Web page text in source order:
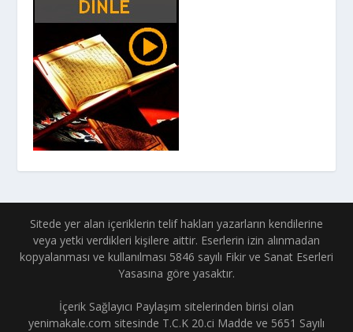
Sitede yer alan içeriklerin telif hakları yazarların kendilerine
veya yetki verdikleri kişilere aittir. Eserlerin izin alınmadan
kopyalanması ve kullanılması 5846 sayılı Fikir ve Sanat Eserleri
Yasasına göre yasaktır.
İçerik Sağlayıcı Paylaşım sitelerinden birisi olan
yenimakale.com sitesinde T.C.K 20.ci Madde ve 5651 Sayılı